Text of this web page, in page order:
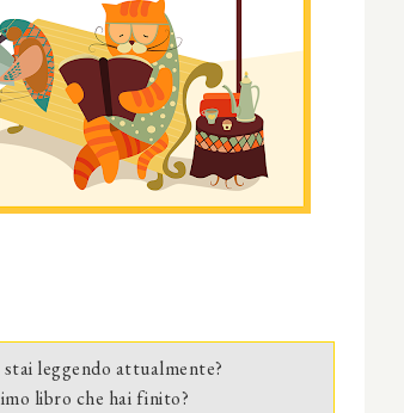
leggendo attualmente?
libro che hai finito?